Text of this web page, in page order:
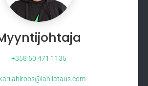
+358 50 471 1135